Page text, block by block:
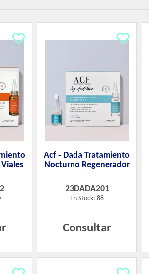
Acf - Dada Tratamiento
Nocturno Regenerador
23DADA201
En Stock: 88
Consultar